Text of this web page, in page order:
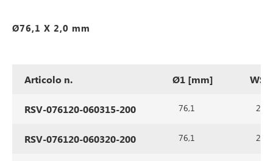
Ø76,1 X 2,0 mm
Articolo n. Ø1 [mm]
RSV-076120-060315-200 76,1 2,0
RSV-076120-060320-200 76,1 2,0